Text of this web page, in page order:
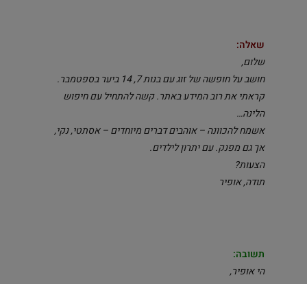
שאלה:
שלום,
חושב על חופשה של זוג עם בנות 7, 14 ביער בספטמבר.
קראתי את רוב המידע באתר. קשה להתחיל עם חיפוש
הלינה…
אשמח להכוונה – אוהבים דברים מיוחדים – אסתטי, נקי,
אך גם מפנק. עם יתרון לילדים.
הצעות?
תודה, אופיר
תשובה:
הי אופיר,